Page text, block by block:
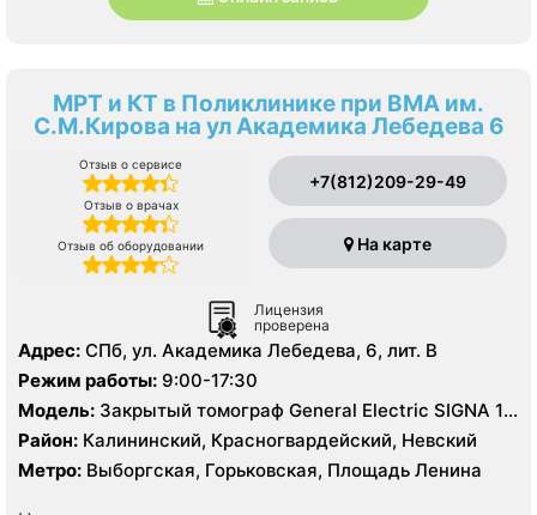
МРТ и КТ в Поликлинике при ВМА им.
С.М.Кирова на ул Академика Лебедева 6
Отзыв о сервисе
Отзыв о врачах
Отзыв об оборудовании
+7(812)209-29-49
На карте
Лицензия
проверена
Адрес: СПб, ул. Академика Лебедева, 6, лит. В
Режим работы: 9:00-17:30
Модель: Закрытый томограф General Electric SIGNA 1.5
Тесла, КТ General Electric 16 срезов, УЗИ
Район: Калининский, Красногвардейский, Невский
Метро: Выборгская, Горьковская, Площадь Ленина